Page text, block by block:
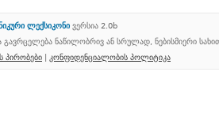
ლექსიკონი ვერსია 2.0b
გავრცელება ნაწილობრივ ან სრულად, ნებისმიერი
პირობები | კონფიდენციალობის პოლიტიკა